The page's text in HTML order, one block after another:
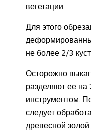
вегетации.
Для этого
не более 2/3
Осторожно
разделяют ее на
инструментом.
следует
древесной